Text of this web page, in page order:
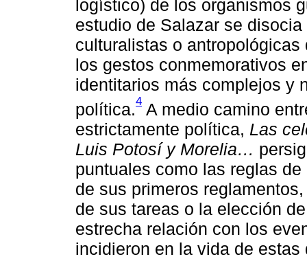
logístico) de los organismos
estudio de Salazar se
culturalistas o
los gestos conmemorativos
identitarios más complejos y
política.4 A medio camino
estrictamente política, Las
Luis Potosí y Morelia…
puntuales como las reglas
de sus primeros
de sus tareas o la elección
estrecha relación con los
incidieron en la vida de estas